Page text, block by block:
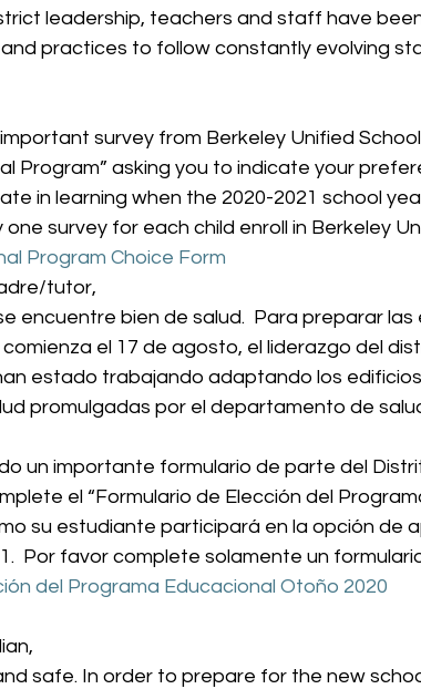
leadership, teachers and staff have
practices to follow constantly evolving
survey from Berkeley Unified
Program” asking you to indicate your
in learning when the 2020-2021 school
survey for each child enroll in Berkeley
Program Choice Form
tutor,
encuentre bien de salud.  Para preparar las
el 17 de agosto, el liderazgo del
estado trabajando adaptando los
promulgadas por el departamento de
un importante formulario de parte del
el “Formulario de Elección del
su estudiante participará en la opción de
Por favor complete solamente un
del Programa Educacional Otoño 2020
safe. In order to prepare for the new